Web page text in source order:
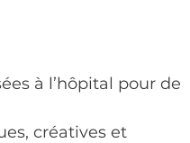
à l’hôpital pour de
créatives et